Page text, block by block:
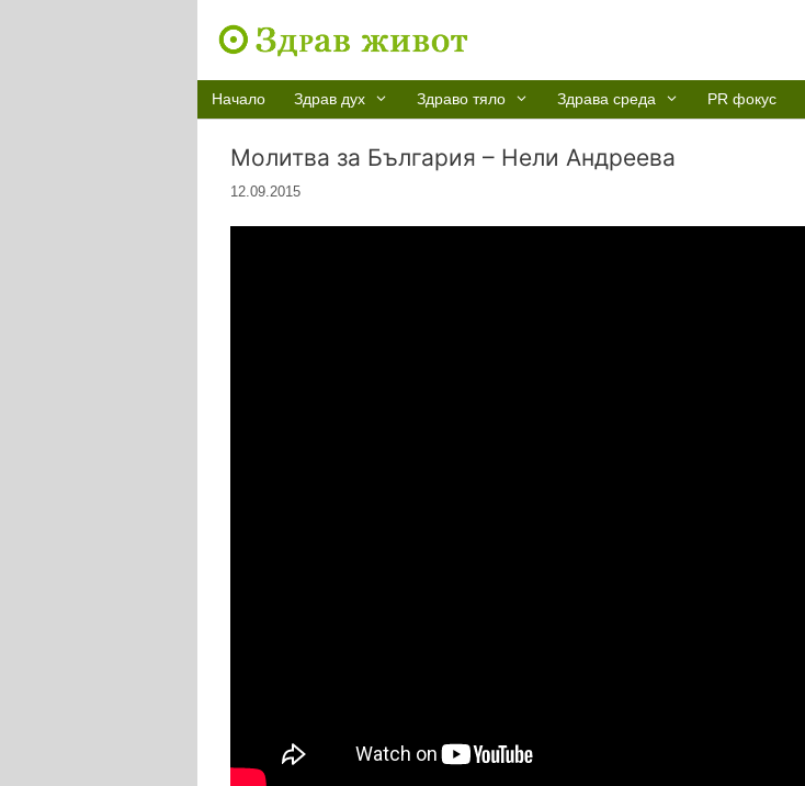
Начало Здрав дух Здраво тяло Здрава среда PR фокус
Молитва за България – Нели Андреева
12.09.2015